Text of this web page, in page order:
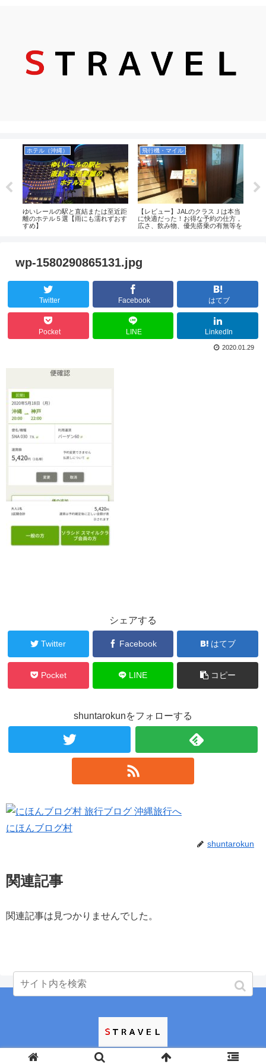
ホテル（沖縄）
ゆいレールの駅と直結または至近距
離のホテル５選【雨にも濡れずおす
すめ】
飛行機・マイル
【レビュー】JALのクラスＪは本当
に快適だった！お得な予約の仕方，
広さ、飲み物、優先搭乗の有無等を
wp-1580290865131.jpg
Twitter Facebook はてブ
Pocket LINE LinkedIn
2020.01.29
シェアする
Twitter Facebook はてブ
Pocket LINE コピー
shuntarokunをフォローする
にほんブログ村
shuntarokun
関連記事
関連記事は見つかりませんでした。